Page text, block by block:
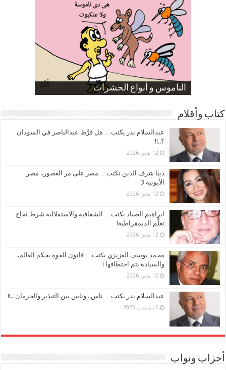
الناموس و أنواع الحشرات
الموظفين بعد ارتفاع الأسعار
ارتفاع نسبة الطلاق في مصر
صورة كاركاتيرية
صورة كاركاتيرية
كتاب وأقلام
عبدالسلام بدر يكتب… هل فرَّط عبدالناصر في السودان
؟..!!
12 يناير، 2026
دينا شرف الدين تكتب… مصر على مر العصور.. مصر
الأيوبية 3
12 يناير، 2026
ابراهيم الصياد يكتب… الشفافية والاستقلالية شرط نجاح
تعلُّم الديمقراطية!
12 يناير، 2026
محمد يوسف العزيزي يكتب… قانون القوة يحكم العالم..
والسيادة يتم اختطافها !
12 يناير، 2026
عبدالسلام بدر يكتب… ناس . وناس بين التبذير والحرمان ..!!
6 ديسمبر، 2025
أحزاب ونواب